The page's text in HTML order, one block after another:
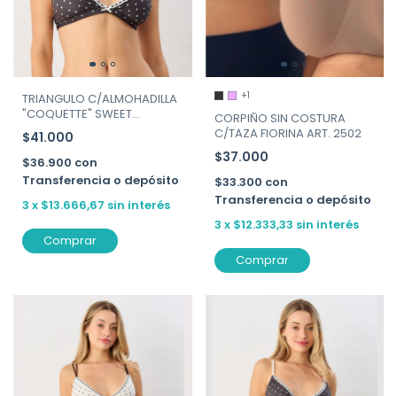
TRIANGULO C/ALMOHADILLA
"COQUETTE" SWEET
VICTORIAN ART. 134-212
$41.000
$36.900 con
Transferencia o depósito
3 x $13.666,67 sin interés
Comprar
+1
CORPIÑO SIN COSTURA
C/TAZA FIORINA ART. 2502
$37.000
$33.300 con
Transferencia o depósito
3 x $12.333,33 sin interés
Comprar